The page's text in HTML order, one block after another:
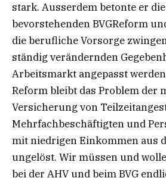
stark. Ausserdem betonte er
bevorstehenden BVGReform
die berufliche Vorsorge
ständig verändernden
Arbeitsmarkt angepasst
Reform bleibt das Problem der
Versicherung von
Mehrfachbeschäftigten und
mit niedrigen Einkommen aus
ungelöst. Wir müssen und
bei der AHV und beim BVG